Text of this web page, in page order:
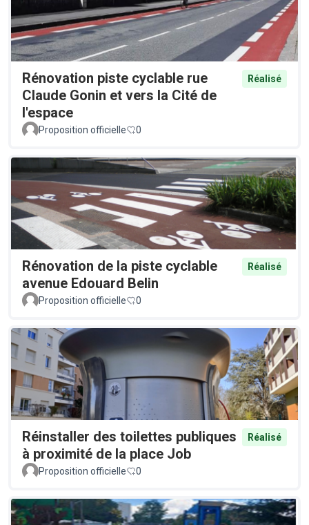
Rénovation piste cyclable rue
Claude Gonin et vers la Cité de
l'espace
Réalisé
Proposition officielle 0
Rénovation de la piste cyclable
avenue Edouard Belin
Réalisé
Proposition officielle 0
Réinstaller des toilettes publiques
à proximité de la place Job
Réalisé
Proposition officielle 0